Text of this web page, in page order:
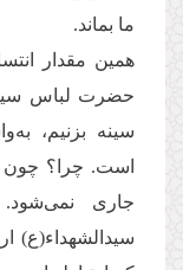
ما بماند.
همین مقدار
حضرت لباس
سینه بزنیم،
است. چرا؟ چون
جاری
سیدالشهداء(ع)